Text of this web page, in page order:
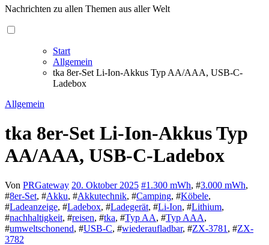
Nachrichten zu allen Themen aus aller Welt
Start
Allgemein
tka 8er-Set Li-Ion-Akkus Typ AA/AAA, USB-C-
Ladebox
Allgemein
tka 8er-Set Li-Ion-Akkus Typ
AA/AAA, USB-C-Ladebox
Von PRGateway 20. Oktober 2025 #1.300 mWh, #3.000 mWh,
#8er-Set, #Akku, #Akkutechnik, #Camping, #Köbele,
#Ladeanzeige, #Ladebox, #Ladegerät, #Li-Ion, #Lithium,
#nachhaltigkeit, #reisen, #tka, #Typ AA, #Typ AAA,
#umweltschonend, #USB-C, #wiederaufladbar, #ZX-3781 , #ZX-
3782